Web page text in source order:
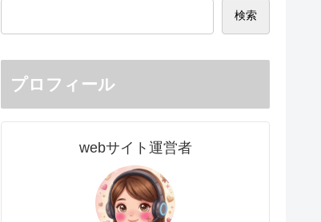
検索
プロフィール
webサイト運営者